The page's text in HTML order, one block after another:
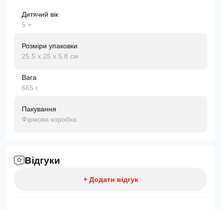
Дитячий вік
5 +
Розміри упаковки
25.5 х 25 х 5.8 см
Вага
665 г
Пакування
Фірмова коробка.
Відгуки
+ Додати відгук